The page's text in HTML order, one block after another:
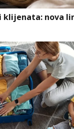
klijenata: nova